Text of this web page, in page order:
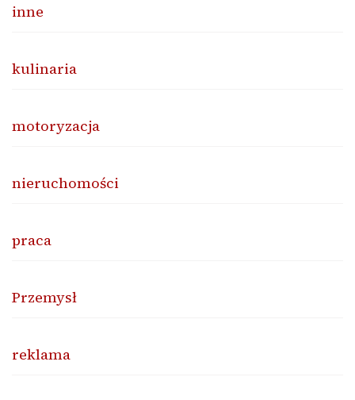
inne
kulinaria
motoryzacja
nieruchomości
praca
Przemysł
reklama